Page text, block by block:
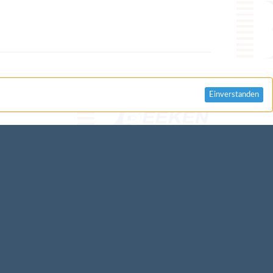
Einverstanden